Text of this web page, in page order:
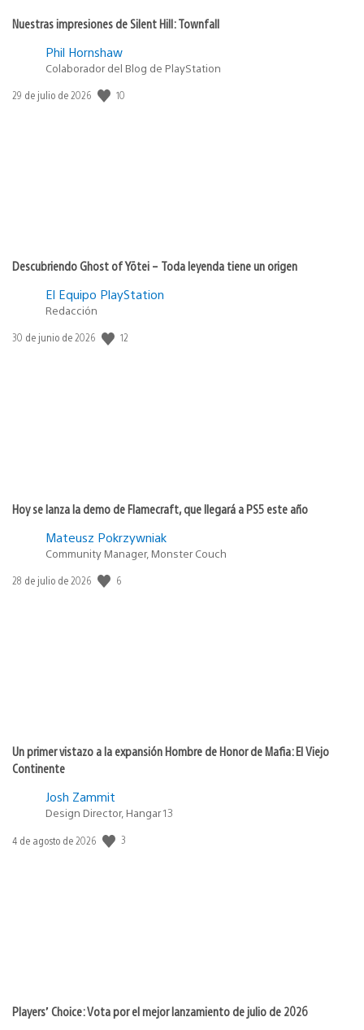
Nuestras impresiones de Silent Hill: Townfall
Phil Hornshaw
Colaborador del Blog de PlayStation
Fecha
29 de julio de 2026 10
Descubriendo Ghost of Yōtei – Toda leyenda tiene un origen
El Equipo PlayStation
Redacción
Fecha
30 de junio de 2026 12
Hoy se lanza la demo de Flamecraft, que llegará a PS5 este año
Mateusz Pokrzywniak
Community Manager, Monster Couch
Fecha
28 de julio de 2026 6
Un primer vistazo a la expansión Hombre de Honor de Mafia: El Viejo
Continente
Josh Zammit
Design Director, Hangar 13
Fecha
4 de agosto de 2026 3
Players’ Choice: Vota por el mejor lanzamiento de julio de 2026